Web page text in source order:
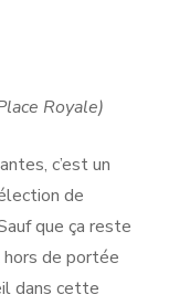
Royale)
c’est un
de
que ça reste
de portée
dans cette